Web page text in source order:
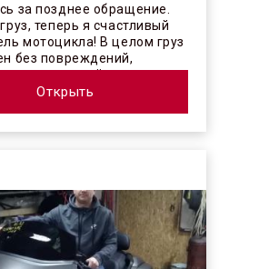
за позднее обращение.
теперь я счастливый
мотоцикла! В целом груз
без повреждений,
отсутствие плёночного
Открыть